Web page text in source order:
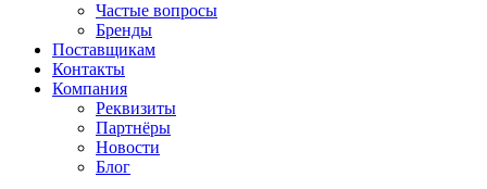
Частые вопросы
Бренды
Поставщикам
Контакты
Компания
Реквизиты
Партнёры
Новости
Блог